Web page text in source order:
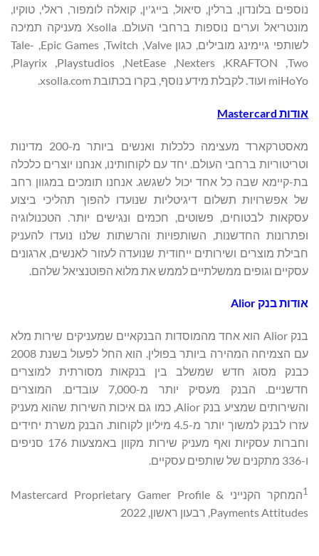
נוספים בלונדון, ברלין, סיאול, בייג'ין, קואלה לומפור, ראלי, טוקיו,
מונטריאל וערים נוספות ברחבי העולם. Xsolla מעניקה תמיכה
לשותפי גיימינג מובילים, כגון Valve, ‏Twitch, ‏Epic Games, ‏Tale-
Two, ‏KRAFTON, ‏Nexters, ‏NetEase, ‏Playstudios, ‏Playrix,
אודות Mastercard
מאסטרקארד מעצימה כלכלות ואנשים ביותר מ-200 מדינות
וטריטוריות ברחבי העולם. יחד עם לקוחותינו, אנחנו יוצרים כלכלה
בת-קיימא שבה כל אחד יכול לשגשג. אנחנו תומכים במגוון רחב
של אפשרויות תשלום דיגיטליות שנועדו להפוך תהליכי ביצוע
עסקאות לבטוחים, פשוטים, חכמים ונגישים יותר. הטכנולוגיה
ופתרונות החדשנות, השותפויות והרשתות שלנו נועדו להעניק
חבילת מוצרים ושירותים ייחודית שנועדה לעזור לאנשים, ארגונים
עסקיים וגופים ממשלתיים לממש את מלוא הפוטנציאל שלהם.
אודות בנק Alior
בנק Alior הוא אחד מהמוסדות הבנקאיים שמעניקים שירות מלא
עם הצמיחה המהירה ביותר בפולין. הוא החל לפעול בשנת 2008
כבנק מסוג חדש שמשלב בין בנקאות מסורתית למוצרים
חדשניים. הבנק מעסיק יותר מ-7,000 עובדים. המוצרים
והשירותים שמציע בנק Alior, כמו גם איכות השירות שהוא מעניק
עזרו לבנק למשוך יותר מ-4.5 מיליון לקוחות. הבנק משרת יחידים
וחברות עסקיות ואף מעניק שירות מקוון באמצעות 176 סניפים
ו-336 מתקנים של שותפים עסקיים.
1
המחקר הקנייני Mastercard Proprietary Gamer Profile &
Payments Attitudes, רבעון ראשון, 2022